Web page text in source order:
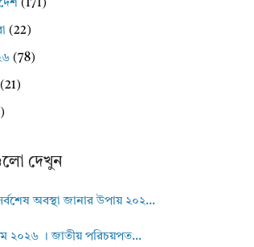
(171)
(22)
(78)
(21)
দেখুন
অবস্থা জানার উপায় ২০২...
২০২৬ । জাতীয় পরিচয়পত...